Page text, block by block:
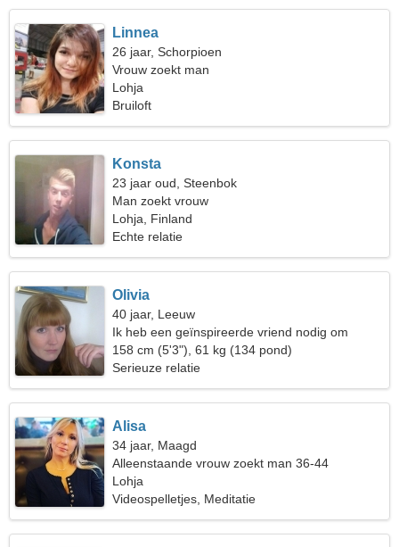
Linnea
26 jaar, Schorpioen
Vrouw zoekt man
Lohja
Bruiloft
Konsta
23 jaar oud, Steenbok
Man zoekt vrouw
Lohja, Finland
Echte relatie
Olivia
40 jaar, Leeuw
Ik heb een geïnspireerde vriend nodig om
samen te reizen
158 cm (5'3"), 61 kg (134 pond)
Serieuze relatie
Alisa
34 jaar, Maagd
Alleenstaande vrouw zoekt man 36-44
Lohja
Videospelletjes, Meditatie